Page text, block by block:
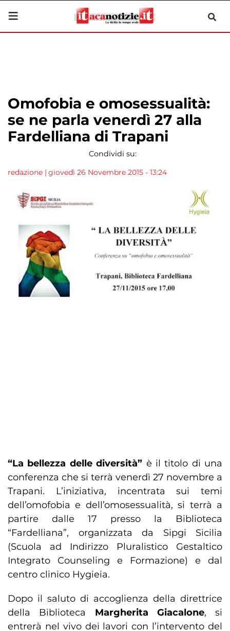
Omofobia e omosessualità:
se ne parla venerdì 27 alla
Fardelliana di Trapani
Condividi su:
redazione | giovedì 26 Novembre 2015 - 13:24
“La bellezza delle diversità” è il titolo di una
conferenza che si terrà venerdì 27 novembre a
Trapani. L’iniziativa, incentrata sui temi
dell’omofobia e dell’omosessualità, si terrà a
partire dalle 17 presso la Biblioteca
“Fardelliana”, organizzata da Sipgi Sicilia
(Scuola ad Indirizzo Pluralistico Gestaltico
Integrato Counseling e Formazione) e dal
centro clinico Hygieia.
Dopo il saluto di accoglienza della direttrice
della Biblioteca Margherita Giacalone, si
entrerà nel vivo dei lavori con l’intervento del